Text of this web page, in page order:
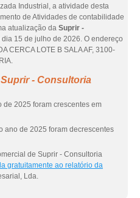
Industrial, a atividade desta
de Atividades de contabilidade
atualização da Suprir -
dia 15 de julho de 2026. O endereço
CERCA LOTE B SALA AF, 3100-
- Consultoria
2025 foram crescentes em
ano de 2025 foram decrescentes
de Suprir - Consultoria
gratuitamente ao relatório da
Lda.